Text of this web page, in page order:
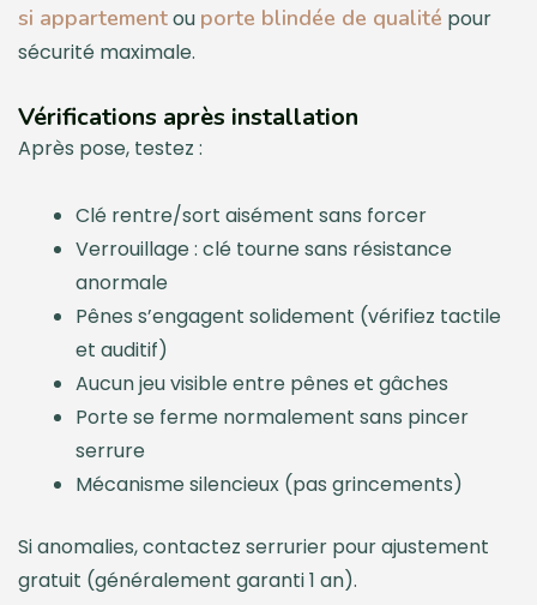
si appartementou porte blindée de qualité pour
sécurité maximale.
Vérifications après installation
Après pose, testez :
Clé rentre/sort aisément sans forcer
Verrouillage : clé tourne sans résistance
anormale
Pênes s’engagent solidement (vérifiez tactile
et auditif)
Aucun jeu visible entre pênes et gâches
Porte se ferme normalement sans pincer
serrure
Mécanisme silencieux (pas grincements)
Si anomalies, contactez serrurier pour ajustement
gratuit (généralement garanti 1 an).